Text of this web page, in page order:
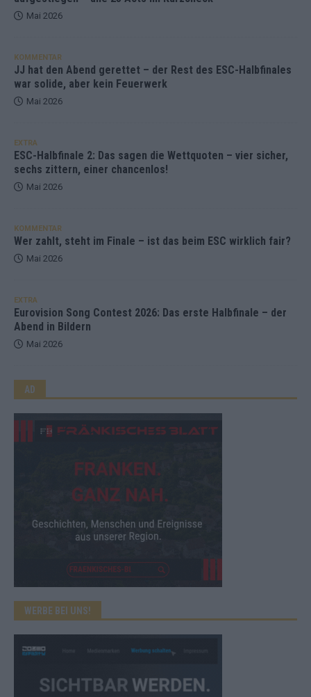
Mai 2026
KOMMENTAR
JJ hat den Abend gerettet – der Rest des ESC-Halbfinales
war solide, aber kein Feuerwerk
Mai 2026
EXTRA
ESC-Halbfinale 2: Das sagen die Wettquoten – vier sicher,
sechs zittern, einer chancenlos!
Mai 2026
KOMMENTAR
Wer zahlt, steht im Finale – ist das beim ESC wirklich fair?
Mai 2026
EXTRA
Eurovision Song Contest 2026: Das erste Halbfinale – der
Abend in Bildern
Mai 2026
AD
WERBE BEI UNS!